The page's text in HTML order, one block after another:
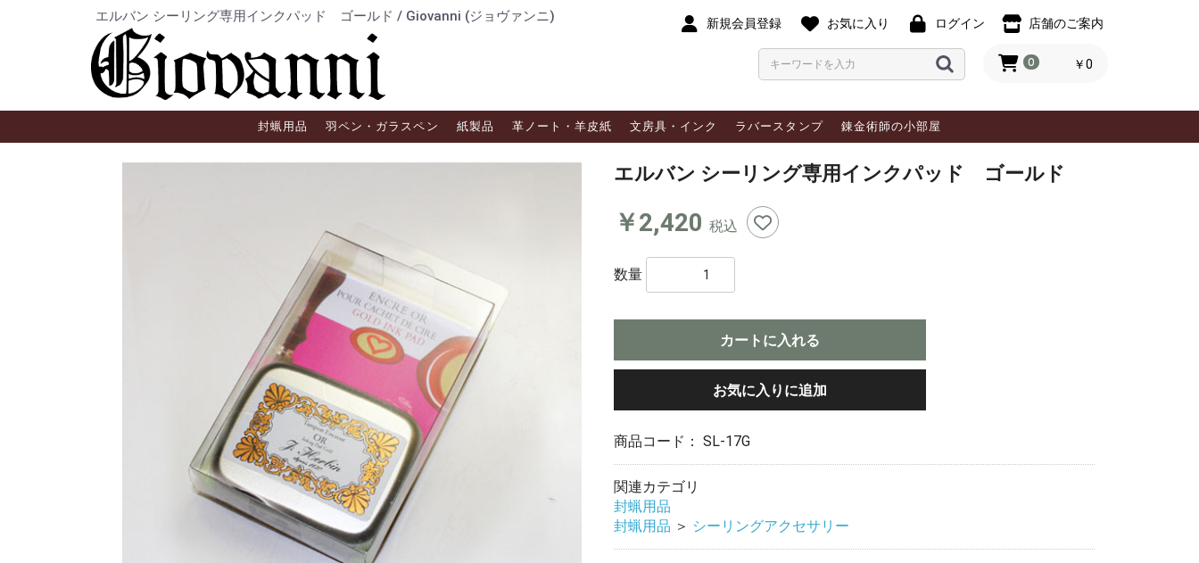
エルバン シーリング専用インクパッド ゴールド / Giovanni (ジョヴァンニ) 新規会員登録 お気に入り ログイン 店舗のご案内
0 ￥0
封蝋用品 羽ペン・ガラスペン 紙製品 革ノート・羊皮紙 文房具・インク ラバースタンプ 錬金術師の小部屋
エルバン シーリング専用インクパッド ゴールド
￥2,420 税込
数量
カートに入れる
お気に入りに追加
商品コード： SL-17G
関連カテゴリ
封蝋用品
封蝋用品 ＞ シーリングアクセサリー